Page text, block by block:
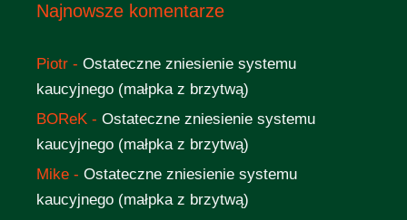
Najnowsze komentarze
Piotr - Ostateczne zniesienie systemu
kaucyjnego (małpka z brzytwą)
BOReK - Ostateczne zniesienie systemu
kaucyjnego (małpka z brzytwą)
Mike - Ostateczne zniesienie systemu
kaucyjnego (małpka z brzytwą)